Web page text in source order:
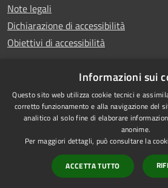
Note legali
Dichiarazione di accessibilità
Obiettivi di accessibilità
RSS
Accessibilità
Privacy
Mappa del sito
Informazioni sui
Questo sito web utilizza cookie tecnici e
corretto funzionamento e alla navigazione del
analitico al solo fine di elaborare
anonime.
Per maggiori dettagli, può consultare la
ACCETTA TUTTO